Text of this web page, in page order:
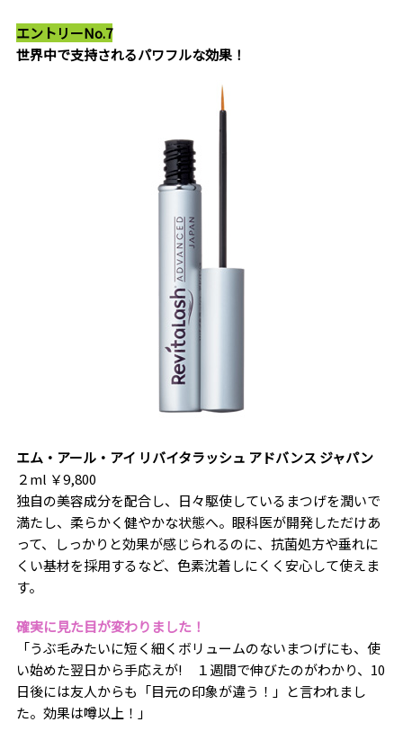
エントリーNo.7
世界中で支持されるパワフルな効果！
エム・アール・アイ リバイタラッシュ アドバンス ジャパン
２ml ￥9,800
独自の美容成分を配合し、日々駆使しているまつげを潤いで
満たし、柔らかく健やかな状態へ。眼科医が開発しただけあ
って、しっかりと効果が感じられるのに、抗菌処方や垂れに
くい基材を採用するなど、色素沈着しにくく安心して使えま
す。
確実に見た目が変わりました！
「うぶ毛みたいに短く細くボリュームのないまつげにも、使
い始めた翌日から手応えが! １週間で伸びたのがわかり、10
日後には友人からも「目元の印象が違う！」と言われまし
た。効果は噂以上！」